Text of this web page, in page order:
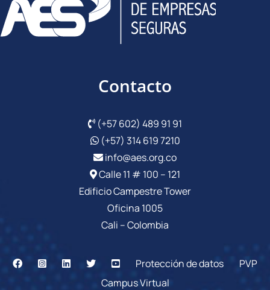
Contacto
(+57 602) 489 91 91
(+57) 314 619 7210
info@aes.org.co
Calle 11 # 100 – 121
Edificio Campestre Tower
Oficina 1005
Cali – Colombia
Protección de datos
PVP
Campus Virtual